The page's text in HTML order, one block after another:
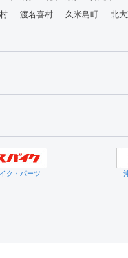
渡名喜村 久米島町 北
ク・パーツ